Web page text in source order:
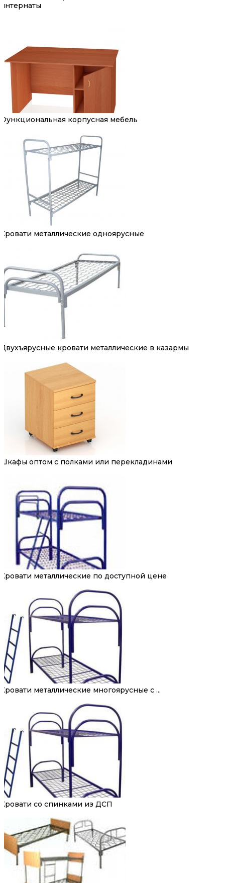
интернаты
Функциональная корпусная мебель
Кровати металлические одноярусные
Двухъярусные кровати металлические в казармы
Шкафы оптом с полками или перекладинами
Кровати металлические по доступной цене
Кровати металлические многоярусные с ...
Кровати со спинками из ДСП